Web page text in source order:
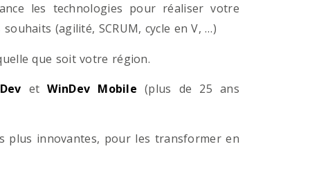
les technologies pour réaliser votre
(agilité, SCRUM, cycle en V, …)
que soit votre région.
et WinDev Mobile (plus de 25 ans
plus innovantes, pour les transformer en